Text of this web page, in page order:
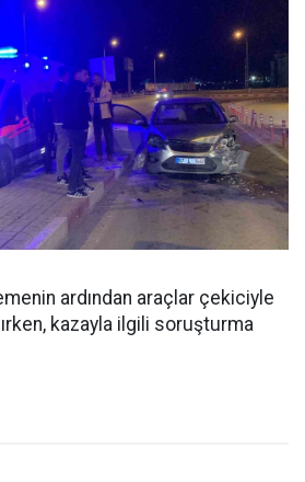
ardından araçlar çekiciyle
kazayla ilgili soruşturma